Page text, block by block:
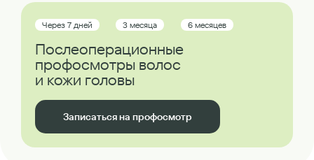
Через 7 дней 3 месяца 6 месяцев
Послеоперационные
профосмотры волос
и кожи головы
Записаться на профосмотр